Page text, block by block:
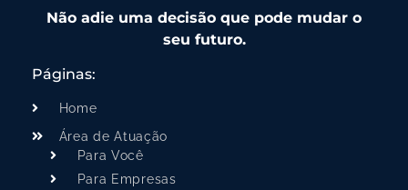
Não adie uma decisão que pode mudar o
seu futuro.
Páginas:
Home
Área de Atuação
Para Você
Para Empresas